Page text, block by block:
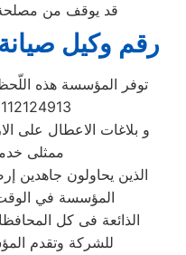
قد يوقف من مصلحة
رقم وكيل
توفر المؤسسة هذه
01112124913 لاستقبال
و بلاغات الاعطال على
ممثلى
الذين يحاولون جاهدين
المؤسسة في
الذائعة فى كل
للشركة وتقدم